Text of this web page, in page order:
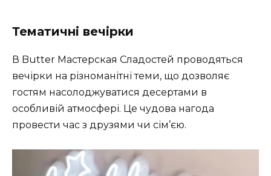
Тематичні вечірки
В Butter Мастерская Сладостей проводяться
вечірки на різноманітні теми, що дозволяє
гостям насолоджуватися десертами в
особливій атмосфері. Це чудова нагода
провести час з друзями чи сім’єю.